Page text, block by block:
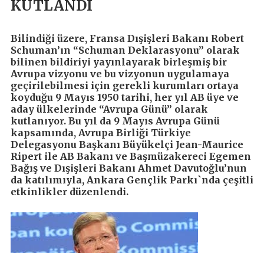
KUTLANDI
Bilindiği üzere, Fransa Dışişleri Bakanı Robert
Schuman’ın “Schuman Deklarasyonu” olarak
bilinen bildiriyi yayınlayarak birleşmiş bir
Avrupa vizyonu ve bu vizyonun uygulamaya
geçirilebilmesi için gerekli kurumları ortaya
koyduğu 9 Mayıs 1950 tarihi, her yıl AB üye ve
aday ülkelerinde “Avrupa Günü” olarak
kutlanıyor. Bu yıl da 9 Mayıs Avrupa Günü
kapsamında, Avrupa Birliği Türkiye
Delegasyonu Başkanı Büyükelçi Jean-Maurice
Ripert ile AB Bakanı ve Başmüzakereci Egemen
Bağış ve Dışişleri Bakanı Ahmet Davutoğlu’nun
da katılımıyla, Ankara Gençlik Parkı`nda çeşitli
etkinlikler düzenlendi.